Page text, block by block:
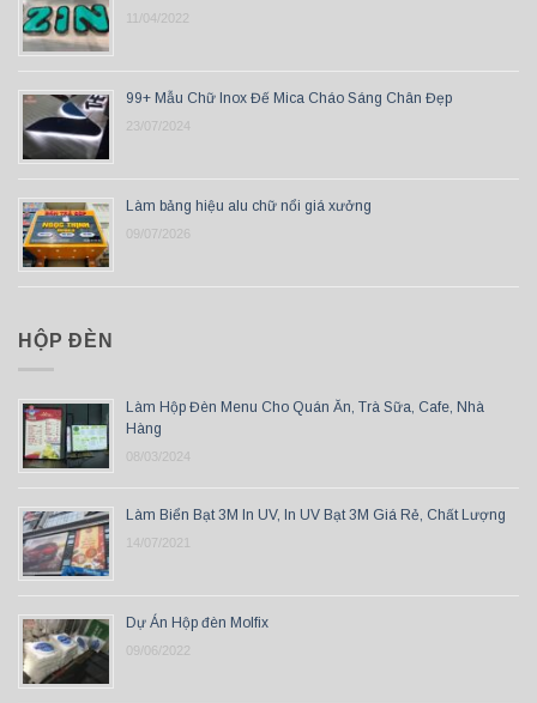
11/04/2022
99+ Mẫu Chữ Inox Đế Mica Cháo Sáng Chân Đẹp
23/07/2024
Làm bảng hiệu alu chữ nổi giá xưởng
09/07/2026
HỘP ĐÈN
Làm Hộp Đèn Menu Cho Quán Ăn, Trà Sữa, Cafe, Nhà
Hàng
08/03/2024
Làm Biển Bạt 3M In UV, In UV Bạt 3M Giá Rẻ, Chất Lượng
14/07/2021
Dự Án Hộp đèn Molfix
09/06/2022